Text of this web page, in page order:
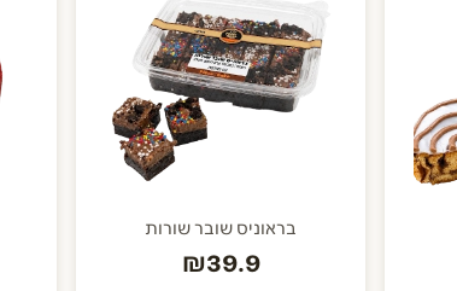
בראוניס שובר שורות
₪39.9